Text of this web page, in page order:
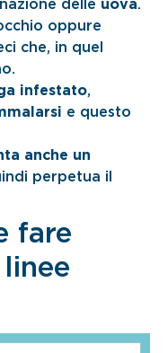
delle uova.
oppure
che, in quel
infestato,
e questo
anche un
perpetua il
fare